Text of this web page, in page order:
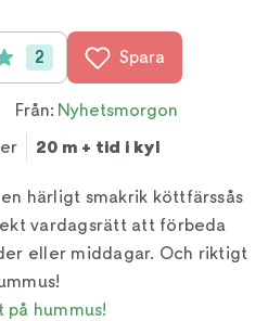
röster)
2 Spara
Från: Nyhetsmorgon
20 m + tid i kyl
härligt smakrik köttfärssås
vardagsrätt att förbeda
eller middagar. Och riktigt
hummus!